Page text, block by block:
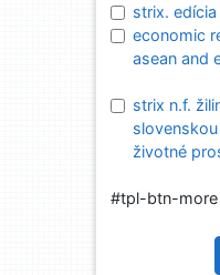
strix.
economic
asean and
strix n.f.
životné
#tpl-btn-more